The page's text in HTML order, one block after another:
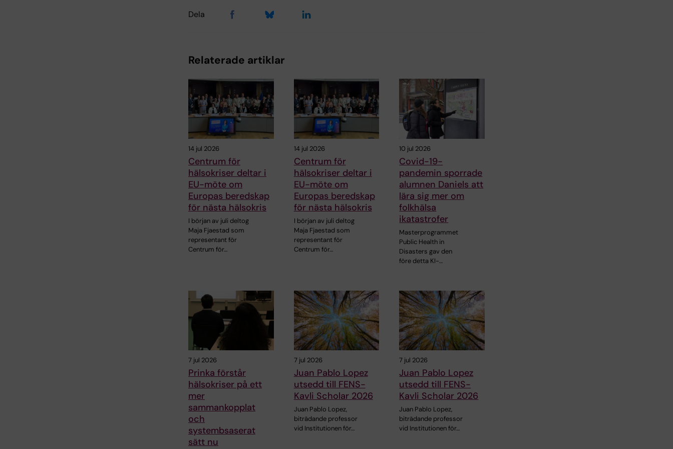
Dela
Relaterade artiklar
14 jul 2026
Centrum för
hälsokriser deltar i
EU-möte om
Europas beredskap
för nästa hälsokris
I början av juli deltog
Maja Fjaestad som
representant för
Centrum för…
14 jul 2026
Centrum för
hälsokriser deltar i
EU-möte om
Europas beredskap
för nästa hälsokris
I början av juli deltog
Maja Fjaestad som
representant för
Centrum för…
10 jul 2026
Covid-19-
pandemin sporrade
alumnen Daniels att
lära sig mer om
folkhälsa
ikatastrofer
Masterprogrammet
Public Health in
Disasters gav den
före detta KI-…
7 jul 2026
Prinka förstår
hälsokriser på ett
mer
sammankopplat
och
systembsaserat
sätt nu
7 jul 2026
Juan Pablo Lopez
utsedd till FENS-
Kavli Scholar 2026
Juan Pablo Lopez,
biträdande professor
vid Institutionen för…
7 jul 2026
Juan Pablo Lopez
utsedd till FENS-
Kavli Scholar 2026
Juan Pablo Lopez,
biträdande professor
vid Institutionen för…